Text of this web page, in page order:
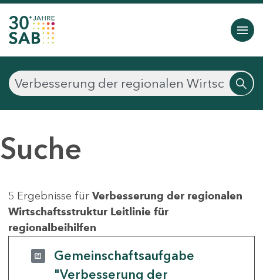
Suche
5 Ergebnisse für Verbesserung der regionalen
Wirtschaftsstruktur Leitlinie für
regionalbeihilfen
Gemeinschaftsaufgabe
"Verbesserung der